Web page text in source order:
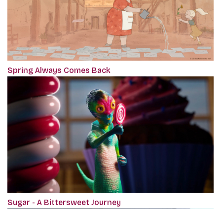
Spring Always Comes Back
Sugar - A Bittersweet Journey